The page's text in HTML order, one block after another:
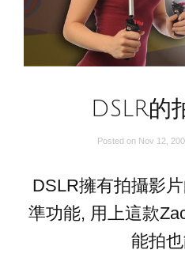
DSLR的
Posted on Nov 12,
DSLR擁有拍攝影
準功能, 用上這款
能拍